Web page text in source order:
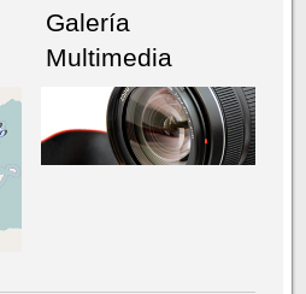
Galería
Multimedia